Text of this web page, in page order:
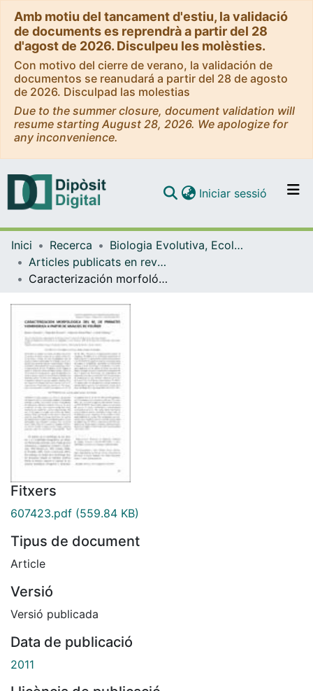
Amb motiu del tancament d'estiu, la validació
de documents es reprendrà a partir del 28
d'agost de 2026. Disculpeu les molèsties.
Con motivo del cierre de verano, la validación de
documentos se reanudará a partir del 28 de agosto
de 2026. Disculpad las molestias
Due to the summer closure, document validation will
resume starting August 28, 2026. We apologize for
any inconvenience.
Navega per tot el DD
Com publicar
Iniciar sessió (current)
Inici Recerca
Biologia Evolutiva, Ecologia i Ciències Ambientals
Articles publicats en revistes (Biologia Evolutiva, Ecologia i Ciències Ambientals)
Caracterización morfológica del M2 de Primates Hominoidea a partir de análisis de Fourier
Fitxers
607423.pdf (559.84 KB)
Tipus de document
Article
Versió
Versió publicada
Data de publicació
2011